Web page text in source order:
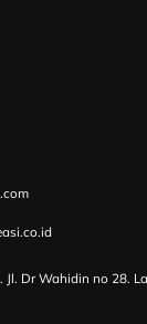
Jl. Dr Wahidin no 28.